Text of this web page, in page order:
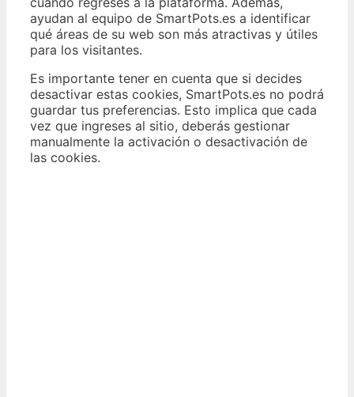
ayudan al equipo de SmartPots.es a identificar
qué áreas de su web son más atractivas y útiles
para los visitantes.
Es importante tener en cuenta que si decides
desactivar estas cookies, SmartPots.es no podrá
guardar tus preferencias. Esto implica que cada
vez que ingreses al sitio, deberás gestionar
manualmente la activación o desactivación de
las cookies.